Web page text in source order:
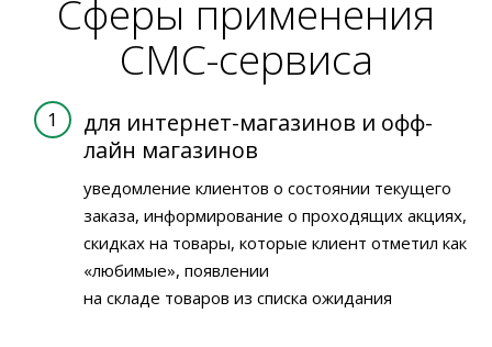
Сферы применения
СМС-сервиса
для интернет-магазинов и офф-
лайн магазинов
уведомление клиентов о состоянии текущего
заказа, информирование о проходящих акциях,
скидках на товары, которые клиент отметил как
«любимые», появлении
на складе товаров из списка ожидания